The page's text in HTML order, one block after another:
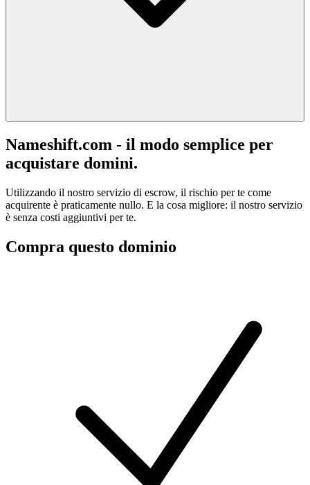
Nameshift.com - il modo semplice per
acquistare domini.
Utilizzando il nostro servizio di escrow, il rischio per te come
acquirente è praticamente nullo. E la cosa migliore: il nostro servizio
è senza costi aggiuntivi per te.
Compra questo dominio